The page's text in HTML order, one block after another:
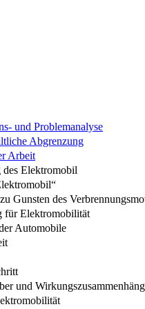
und Problemanalyse
Abgrenzung
Arbeit
Elektromobil
Gunsten des
für Elektromobilität
Automobile
und